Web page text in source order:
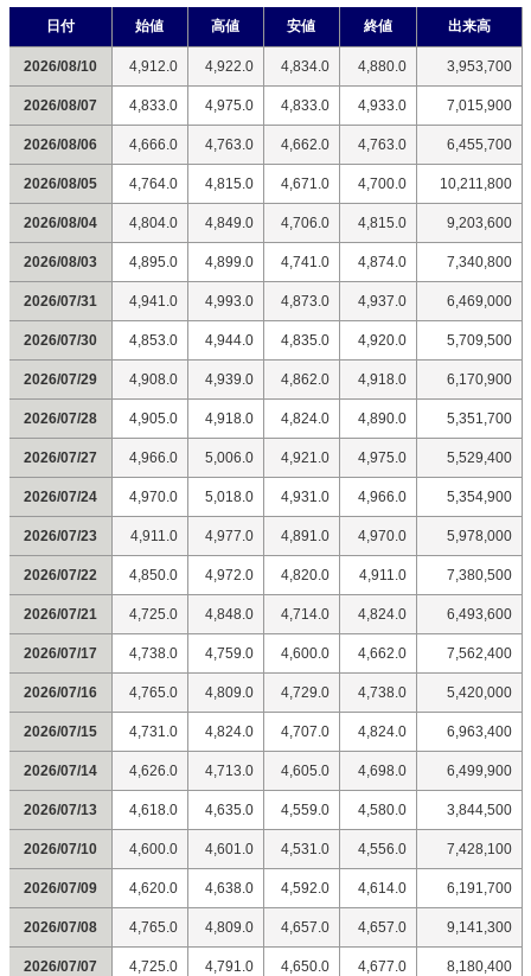
日付 始値 高値 安値 終値 出来高
2026/08/10 4,912.0 4,922.0 4,834.0 4,880.0 3,953,700
2026/08/07 4,833.0 4,975.0 4,833.0 4,933.0 7,015,900
2026/08/06 4,666.0 4,763.0 4,662.0 4,763.0 6,455,700
2026/08/05 4,764.0 4,815.0 4,671.0 4,700.0 10,211,800
2026/08/04 4,804.0 4,849.0 4,706.0 4,815.0 9,203,600
2026/08/03 4,895.0 4,899.0 4,741.0 4,874.0 7,340,800
2026/07/31 4,941.0 4,993.0 4,873.0 4,937.0 6,469,000
2026/07/30 4,853.0 4,944.0 4,835.0 4,920.0 5,709,500
2026/07/29 4,908.0 4,939.0 4,862.0 4,918.0 6,170,900
2026/07/28 4,905.0 4,918.0 4,824.0 4,890.0 5,351,700
2026/07/27 4,966.0 5,006.0 4,921.0 4,975.0 5,529,400
2026/07/24 4,970.0 5,018.0 4,931.0 4,966.0 5,354,900
2026/07/23 4,911.0 4,977.0 4,891.0 4,970.0 5,978,000
2026/07/22 4,850.0 4,972.0 4,820.0 4,911.0 7,380,500
2026/07/21 4,725.0 4,848.0 4,714.0 4,824.0 6,493,600
2026/07/17 4,738.0 4,759.0 4,600.0 4,662.0 7,562,400
2026/07/16 4,765.0 4,809.0 4,729.0 4,738.0 5,420,000
2026/07/15 4,731.0 4,824.0 4,707.0 4,824.0 6,963,400
2026/07/14 4,626.0 4,713.0 4,605.0 4,698.0 6,499,900
2026/07/13 4,618.0 4,635.0 4,559.0 4,580.0 3,844,500
2026/07/10 4,600.0 4,601.0 4,531.0 4,556.0 7,428,100
2026/07/09 4,620.0 4,638.0 4,592.0 4,614.0 6,191,700
2026/07/08 4,765.0 4,809.0 4,657.0 4,657.0 9,141,300
2026/07/07 4,725.0 4,791.0 4,650.0 4,677.0 8,180,400